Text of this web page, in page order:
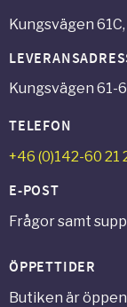
Kungsvägen
Kungsvägen 61-
TELEFON
+46 (0)142-60 21
E-POST
Frågor samt
ÖPPETTIDER
Butiken är